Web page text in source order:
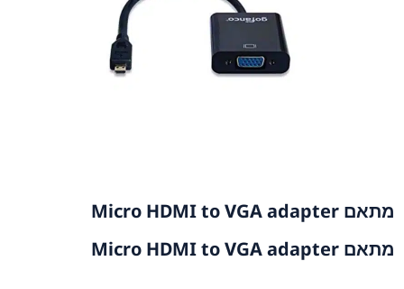
מתאם Micro HDMI to VGA adapter
מתאם Micro HDMI to VGA adapter